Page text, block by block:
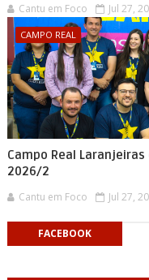
Cantu em Foco Jul 27,
CAMPO REAL
Campo Real
2026/2
Cantu em Foco Jul 27,
FACEBOOK